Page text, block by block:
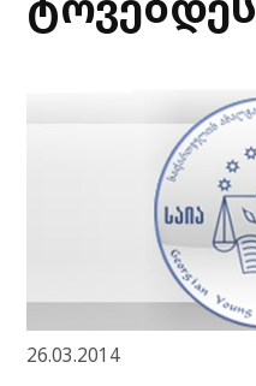
26.03.2014